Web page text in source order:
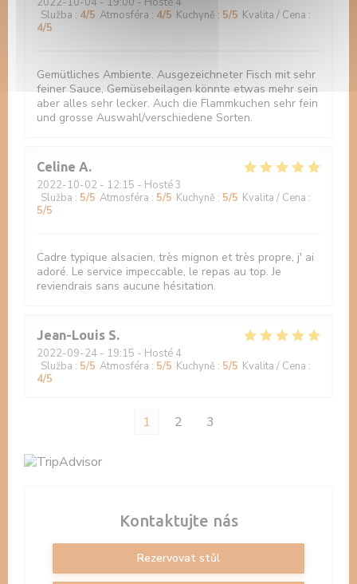
Služba : 4/5 Atmosféra : 4/5 Kuchyně : 5/5 Kvalita / Cena :
4/5
Gemütliches Ambiente. Ausgezeichneter Fisch mit sehr
feiner Sauce, Gemüsebeilagen könnte etwas mehr sein
aber alles sehr lecker. Auch die Flammkuchen sehr fein
und grosse Auswahl/verschiedene Sorten.
Celine A
2022-10-02 - 12:15 - Hosté 3
Služba : 5/5 Atmosféra : 5/5 Kuchyně : 5/5 Kvalita / Cena :
5/5
Cadre typique alsacien, très mignon et très propre, j' ai
adoré. Le service impeccable, le repas au top. Je
reviendrais sans aucune hésitation.
Jean-Louis S
2022-09-24 - 19:15 - Hosté 4
Služba : 5/5 Atmosféra : 5/5 Kuchyně : 5/5 Kvalita / Cena :
4/5
1 2 3
Kontaktujte nás
Rezervovat stůl